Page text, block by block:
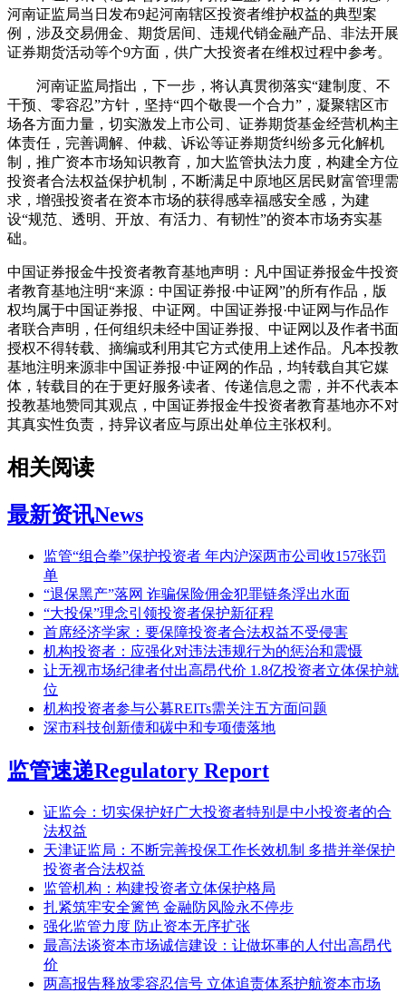
河南证监局当日发布9起河南辖区投资者维护权益的典型案
例，涉及交易佣金、期货居间、违规代销金融产品、非法开展
证券期货活动等个9方面，供广大投资者在维权过程中参考。
河南证监局指出，下一步，将认真贯彻落实“建制度、不
干预、零容忍”方针，坚持“四个敬畏一个合力”，凝聚辖区市
场各方面力量，切实激发上市公司、证券期货基金经营机构主
体责任，完善调解、仲裁、诉讼等证券期货纠纷多元化解机
制，推广资本市场知识教育，加大监管执法力度，构建全方位
投资者合法权益保护机制，不断满足中原地区居民财富管理需
求，增强投资者在资本市场的获得感幸福感安全感，为建
设“规范、透明、开放、有活力、有韧性”的资本市场夯实基
础。
中国证券报金牛投资者教育基地声明：凡中国证券报金牛投资
者教育基地注明“来源：中国证券报·中证网”的所有作品，版
权均属于中国证券报、中证网。中国证券报·中证网与作品作
者联合声明，任何组织未经中国证券报、中证网以及作者书面
授权不得转载、摘编或利用其它方式使用上述作品。凡本投教
基地注明来源非中国证券报·中证网的作品，均转载自其它媒
体，转载目的在于更好服务读者、传递信息之需，并不代表本
投教基地赞同其观点，中国证券报金牛投资者教育基地亦不对
其真实性负责，持异议者应与原出处单位主张权利。
相关阅读
最新资讯News
监管“组合拳”保护投资者 年内沪深两市公司收157张罚
单
“退保黑产”落网 诈骗保险佣金犯罪链条浮出水面
“大投保”理念引领投资者保护新征程
首席经济学家：要保障投资者合法权益不受侵害
机构投资者：应强化对违法违规行为的惩治和震慑
让无视市场纪律者付出高昂代价 1.8亿投资者立体保护就
位
机构投资者参与公募REITs需关注五方面问题
深市科技创新债和碳中和专项债落地
监管速递Regulatory Report
证监会：切实保护好广大投资者特别是中小投资者的合
法权益
天津证监局：不断完善投保工作长效机制 多措并举保护
投资者合法权益
监管机构：构建投资者立体保护格局
扎紧筑牢安全篱笆 金融防风险永不停步
强化监管力度 防止资本无序扩张
最高法谈资本市场诚信建设：让做坏事的人付出高昂代
价
两高报告释放零容忍信号 立体追责体系护航资本市场